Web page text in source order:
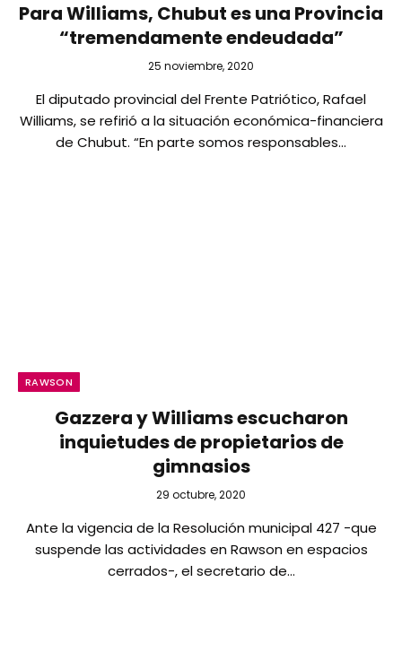
Para Williams, Chubut es una Provincia
“tremendamente endeudada”
25 noviembre, 2020
El diputado provincial del Frente Patriótico, Rafael
Williams, se refirió a la situación económica-financiera
de Chubut. “En parte somos responsables…
RAWSON
Gazzera y Williams escucharon
inquietudes de propietarios de
gimnasios
29 octubre, 2020
Ante la vigencia de la Resolución municipal 427 -que
suspende las actividades en Rawson en espacios
cerrados-, el secretario de…